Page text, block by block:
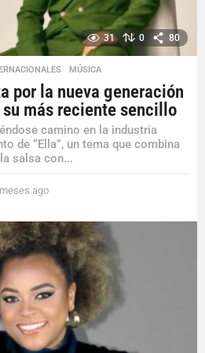
31 0 80
,MÚSICA
por la nueva generación
su más reciente sencillo
camino en la industria
de “Ella”, un tema que combina
salsa con...
ago
e
s
e
s
a
g